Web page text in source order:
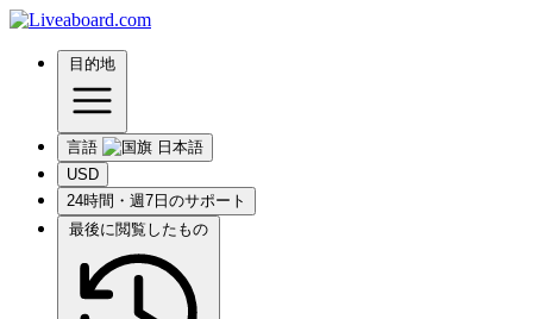
目的地
言語
USD
24時間・週7日のサポート
最後に閲覧したもの